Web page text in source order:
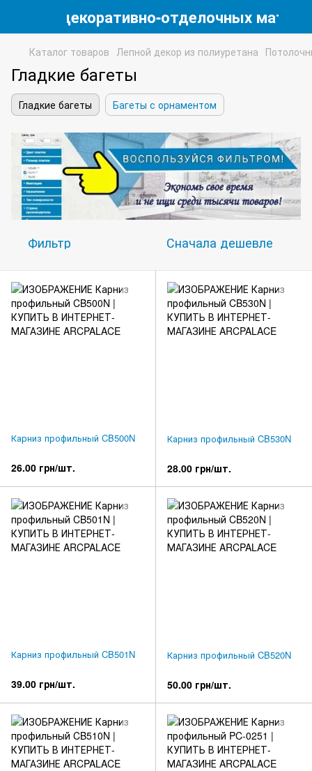
декоративно-отделочных
Каталог товаров Лепной декор из полиуретана
Гладкие багеты
Гладкие багеты Багеты с орнаментом
Фильтр Сначала дешевле
Карниз профильный CB500N
26.00 грн/шт.
Карниз профильный CB530N
28.00 грн/шт.
Карниз профильный CB501N
39.00 грн/шт.
Карниз профильный CB520N
50.00 грн/шт.